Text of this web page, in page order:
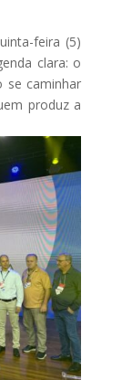
feira (5)
clara: o
se caminhar
produz a